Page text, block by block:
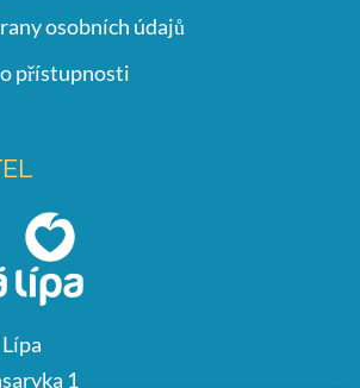
osobních údajů
přístupnosti
1